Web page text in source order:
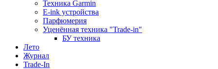
Техника Garmin
E-ink устройства
Парфюмерия
Уценённая техника "Trade-in"
БУ техника
Лето
Журнал
Trade-In